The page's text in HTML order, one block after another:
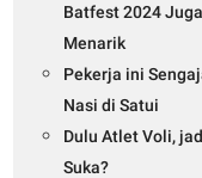
Batfest 2024
Menarik
Pekerja ini
Nasi di Satui
Dulu Atlet Voli,
Suka?